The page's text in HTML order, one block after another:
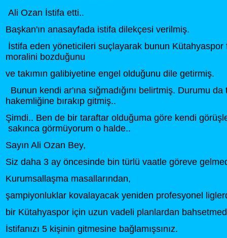
Ali Ozan İstifa etti..
Başkan'ın anasayfada istifa dilekçesi verilmiş.
İstifa eden yöneticileri suçlayarak bunun Kütahyaspor
moralini bozduğunu
ve takımın galibiyetine engel olduğunu dile getirmiş.
Bunun kendi ar'ına sığmadığını belirtmiş. Durumu da
hakemliğine bırakıp gitmiş..
Şimdi.. Ben de bir taraftar olduğuma göre kendi
sakınca görmüyorum o halde..
Sayın Ali Ozan Bey,
Siz daha 3 ay öncesinde bin türlü vaatle göreve
Kurumsallaşma masallarından,
şampiyonluklar kovalayacak yeniden profesyonel
bir Kütahyaspor için uzun vadeli planlardan
İstifanızı 5 kişinin gitmesine bağlamışsınız.